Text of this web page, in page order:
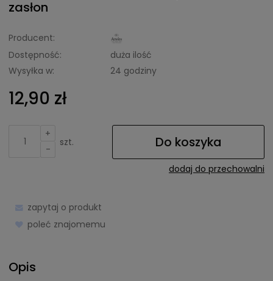
zasłon
Producent:
Dostępność:
duża ilość
Wysyłka w:
24 godziny
12,90 zł
+
-
szt. Do koszyka
dodaj do przechowalni
zapytaj o produkt
poleć znajomemu
Opis